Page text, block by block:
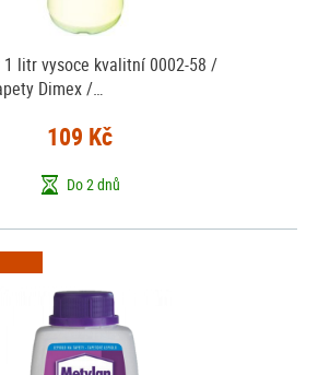
litr vysoce kvalitní 0002-58 /
Dimex /…
109 Kč
Do 2 dnů